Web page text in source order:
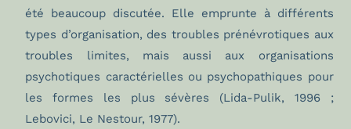
été beaucoup discutée. Elle emprunte à différents
types d’organisation, des troubles prénévrotiques aux
troubles limites, mais aussi aux organisations
psychotiques caractérielles ou psychopathiques pour
les formes les plus sévères (Lida-Pulik, 1996 ;
Lebovici, Le Nestour, 1977).